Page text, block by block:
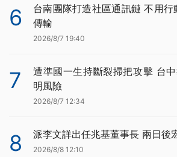
6
台南團隊打造社區通訊鏈 不用
傳輸
2026/8/7 19:40
7
遭準國一生持斷裂掃把攻擊 台
明風險
2026/8/7 12:34
8 派李文詳出任兆基董事長 兩日後
2026/8/8 12:10